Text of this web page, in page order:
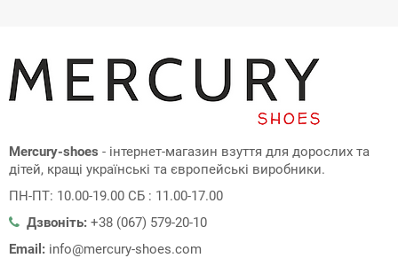
Mercury-shoes - інтернет-магазин взуття для дорослих та
дітей, кращі українські та європейські виробники.
ПН-ПТ: 10.00-19.00 СБ : 11.00-17.00
Дзвоніть: +38 (067) 579-20-10
Email: info@mercury-shoes.com